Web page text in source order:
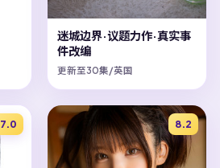
迷城边界·议题力作·真实事
件改编
更新至30集/英国
7.0 8.2